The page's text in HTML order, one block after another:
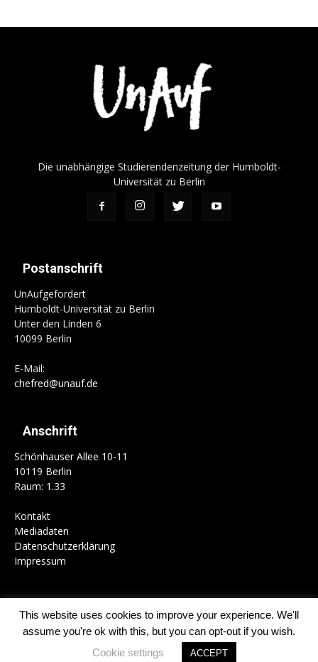
Die unabhängige Studierendenzeitung der Humboldt-
Universität zu Berlin
Postanschrift
UnAufgefordert
Humboldt-Universität zu Berlin
Unter den Linden 6
10099 Berlin
E-Mail:
chefred@unauf.de
Anschrift
Schönhauser Allee 10-11
10119 Berlin
Raum: 1.33
Kontakt
Mediadaten
Datenschutzerklärung
Impressum
Home Campus Gesellschaft Politik Kultur
Schwerpunkte
Kolumnen
Mitmachen
© 1989-2026 UnAufgefordert
This website uses cookies to improve your experience. We'll
assume you're ok with this, but you can opt-out if you wish.
Cookie settings
ACCEPT